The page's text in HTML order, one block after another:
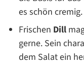
es schön cremig.
Frischen Dill
gerne. Sein
dem Salat ein